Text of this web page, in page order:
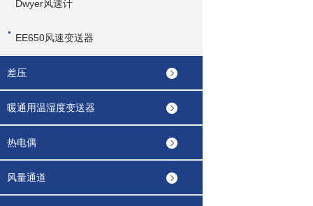
Dwyer风速计
EE650风速变送器
差压
暖通用温湿度变送器
热电偶
风量通道